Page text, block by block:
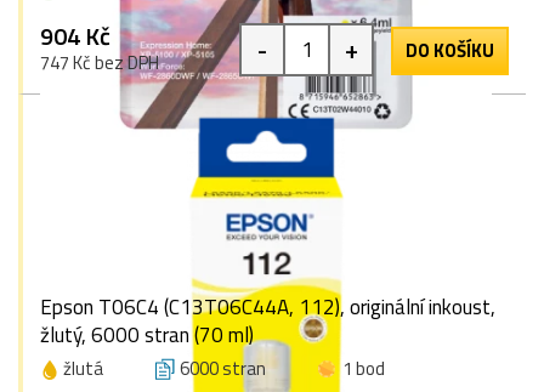
904 Kč
747 Kč bez DPH - + DO KOŠÍKU
Epson T06C4 (C13T06C44A, 112), originální inkoust,
žlutý, 6000 stran (70 ml)
žlutá 6000 stran
1 bod